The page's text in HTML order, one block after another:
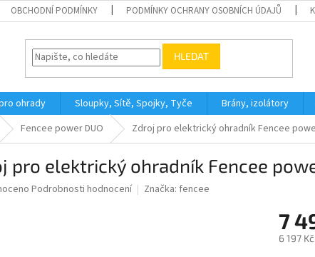
OBCHODNÍ PODMÍNKY PODMÍNKY OCHRANY OSOBNÍCH ÚDAJŮ
HLEDAT
ohrady Sloupky, Sítě, Spojky, Tyče Brány, izolátory
Fencee power DUO Zdroj pro elektrický ohradník Fencee
pro elektrický ohradník Fencee
Podrobnosti hodnocení Značka: fencee
7
6 197